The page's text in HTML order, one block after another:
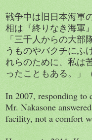
戦争中は旧日本海軍
相は『終りなき海軍
「三千人からの大
うものやバクチにふ
れらのために、私は
ったこともある。」
In 2007, responding to
Mr. Nakasone
facility, not a comfort